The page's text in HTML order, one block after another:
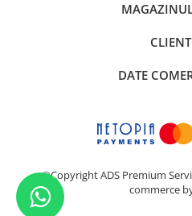
DATE
©Copyright ADS Premium
commerce